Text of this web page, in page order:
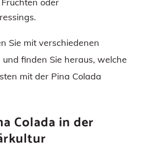
Sie mit verschiedenen
finden Sie heraus, welche
mit der Pina Colada
Colada in der